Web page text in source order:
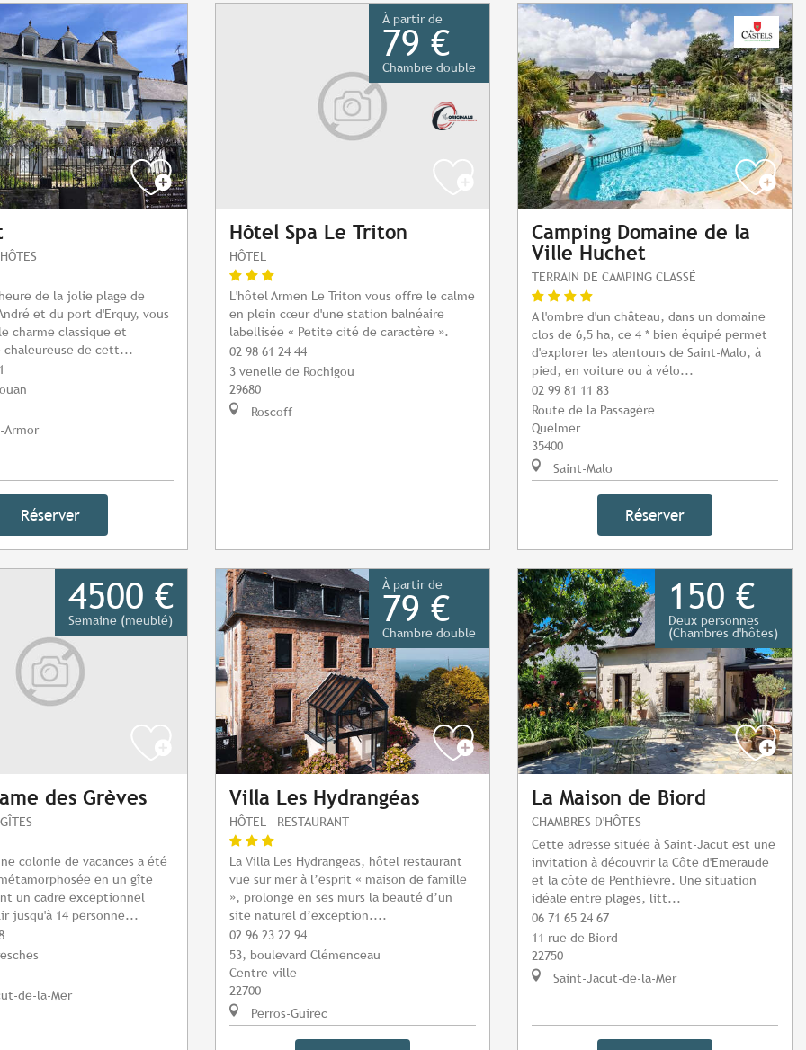
de la jolie plage de
et du port d'Erquy, vous
charme classique et
chaleureuse de cett...
Réserver
À partir de
79 €
Chambre double
Hôtel Spa Le Triton
HÔTEL
L'hôtel Armen Le Triton vous offre le calme
en plein cœur d'une station balnéaire
labellisée « Petite cité de caractère ».
02 98 61 24 44
3 venelle de Rochigou
29680
Roscoff
Camping Domaine de la
Ville Huchet
TERRAIN DE CAMPING CLASSÉ
A l'ombre d'un château, dans un domaine
clos de 6,5 ha, ce 4 * bien équipé permet
d'explorer les alentours de Saint-Malo, à
pied, en voiture ou à vélo...
02 99 81 11 83
Route de la Passagère
Quelmer
35400
Saint-Malo
Réserver
4500 €
Semaine (meublé)
des Grèves
colonie de vacances a été
en un gîte
un cadre exceptionnel
jusqu'à 14 personne...
de-la-Mer
À partir de
79 €
Chambre double
Villa Les Hydrangéas
HÔTEL - RESTAURANT
La Villa Les Hydrangeas, hôtel restaurant
vue sur mer à l’esprit « maison de famille
», prolonge en ses murs la beauté d’un
site naturel d’exception....
02 96 23 22 94
53, boulevard Clémenceau
Centre-ville
22700
Perros-Guirec
150 €
Deux personnes
(Chambres d'hôtes)
La Maison de Biord
CHAMBRES D'HÔTES
Cette adresse située à Saint-Jacut est une
invitation à découvrir la Côte d'Emeraude
et la côte de Penthièvre. Une situation
idéale entre plages, litt...
06 71 65 24 67
11 rue de Biord
22750
Saint-Jacut-de-la-Mer